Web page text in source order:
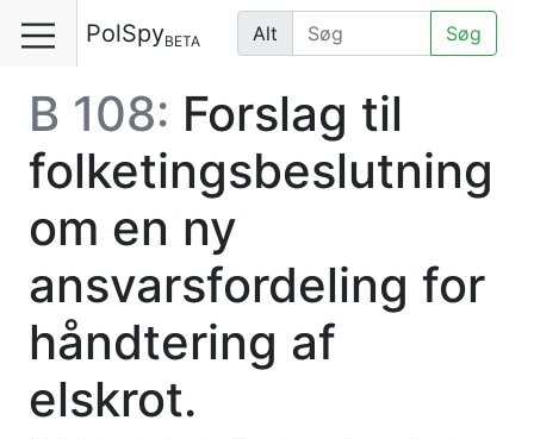
PolSpyBETA Alt Søg
B 108: Forslag til
folketingsbeslutning
om en ny
ansvarsfordeling for
håndtering af
elskrot.